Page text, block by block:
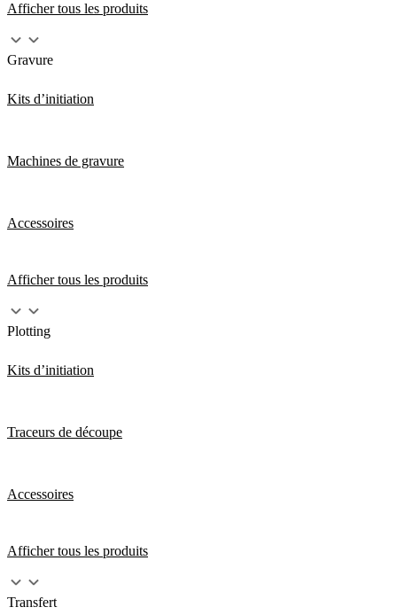
Afficher tous les produits
Gravure
Kits d’initiation
Machines de gravure
Accessoires
Afficher tous les produits
Plotting
Kits d’initiation
Traceurs de découpe
Accessoires
Afficher tous les produits
Transfert